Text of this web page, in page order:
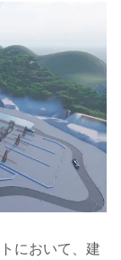
において、建